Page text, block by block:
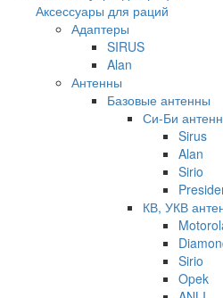
Аксессуары для раций
Адаптеры
SIRUS
Alan
Антенны
Базовые антенны
Си-Би
Sirus
Alan
Sirio
КВ, УКВ
Sirio
Opek